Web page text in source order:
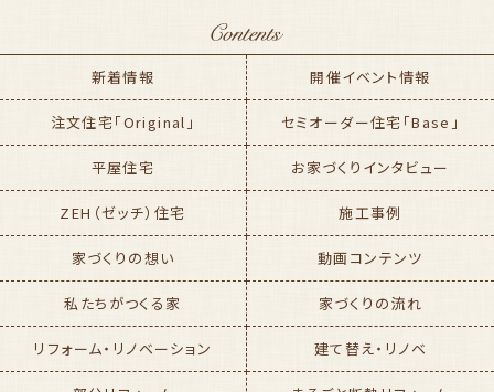
新着情報 開催イベント情報
注文住宅「Original」 セミオーダー住宅「Base」
平屋住宅 お家づくりインタビュー
ZEH（ゼッチ）住宅 施工事例
家づくりの想い 動画コンテンツ
私たちがつくる家 家づくりの流れ
リフォーム・リノベーション 建て替え・リノベ